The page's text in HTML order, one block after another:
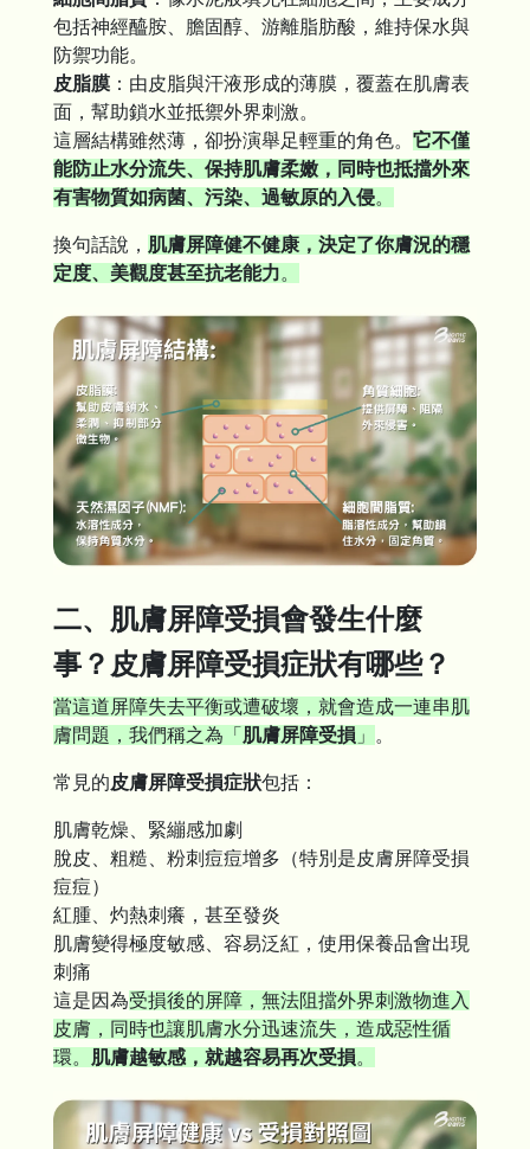
包括神經醯胺、膽固醇、游離脂肪酸，維持保水與
防禦功能。
皮脂膜 ：由皮脂與汗液形成的薄膜，覆蓋在肌膚表
面，幫助鎖水並抵禦外界刺激。
這層結構雖然薄，卻扮演舉足輕重的角色。 它不僅
能防止水分流失、保持肌膚柔嫩，同時也抵擋外來
有害物質如病菌、污染、過敏原的入侵。
換句話說， 肌膚屏障健不健康，決定了你膚況的穩
定度、美觀度甚至抗老能力。
二、肌膚屏障受損會發生什麼
事？皮膚屏障受損症狀有哪些？
當這道屏障失去平衡或遭破壞，就會造成一連串肌
膚問題，我們稱之為「 肌膚屏障受損 」 。
常見的皮膚屏障受損症狀包括：
肌膚乾燥、緊繃感加劇
脫皮、粗糙、粉刺痘痘增多（特別是皮膚屏障受損
痘痘）
紅腫、灼熱刺癢，甚至發炎
肌膚變得極度敏感、容易泛紅，使用保養品會出現
刺痛
這是因為受損後的屏障，無法阻擋外界刺激物進入
皮膚，同時也讓肌膚水分迅速流失，造成惡性循
環。 肌膚越敏感，就越容易再次受損。